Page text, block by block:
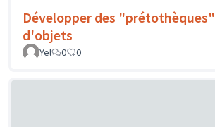
Développer des "prétothèques"
d'objets
Yel
0 0